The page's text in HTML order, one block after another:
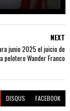
NEXT
junio 2025 el juicio de
pelotero Wander Franco
DISQUS FACEBOOK